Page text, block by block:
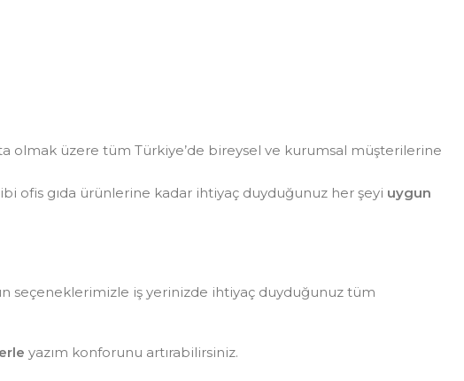
olmak üzere tüm Türkiye’de bireysel ve kurumsal müşterilerine
ofis gıda ürünlerine kadar ihtiyaç duyduğunuz her şeyi uygun
seçeneklerimizle iş yerinizde ihtiyaç duyduğunuz tüm
yazım konforunu artırabilirsiniz.